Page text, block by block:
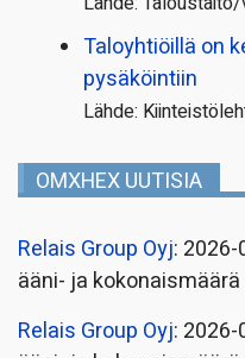
Taloyhtiöillä on
pysäköintiin
Lähde:
OMXHEX UUTISIA
Relais Group Oyj:
ääni- ja kokonaismäärä
Relais Group Oyj: